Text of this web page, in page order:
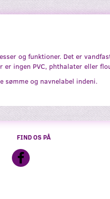
og funktioner. Det er
ingen PVC, phthalater eller
sømme og navnelabel indeni.
FIND OS PÅ